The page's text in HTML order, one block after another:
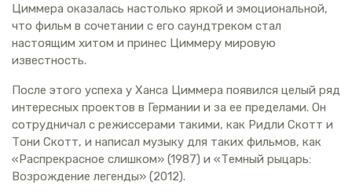
Циммера оказалась настолько яркой и эмоциональной,
что фильм в сочетании с его саундтреком стал
настоящим хитом и принес Циммеру мировую
известность.
После этого успеха у Ханса Циммера появился целый ряд
интересных проектов в Германии и за ее пределами. Он
сотрудничал с режиссерами такими, как Ридли Скотт и
Тони Скотт, и написал музыку для таких фильмов, как
«Распрекрасное слишком» (1987) и «Темный рыцарь:
Возрождение легенды» (2012).